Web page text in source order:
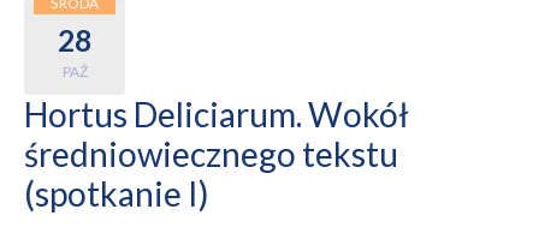
28
PAŹ
Hortus Deliciarum. Wokół
średniowiecznego tekstu
(spotkanie I)